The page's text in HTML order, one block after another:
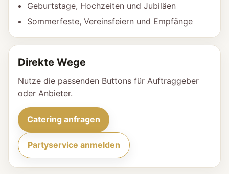
Geburtstage, Hochzeiten und Jubiläen
Sommerfeste, Vereinsfeiern und Empfänge
Direkte Wege
Nutze die passenden Buttons für Auftraggeber
oder Anbieter.
Catering anfragen
Partyservice anmelden